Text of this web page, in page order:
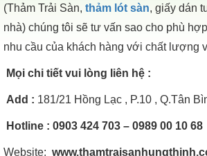
(Thảm Trải Sàn, thảm lót sàn, giấy dán
nhà) chúng tôi sẽ tư vấn sao cho phù
nhu cầu của khách hàng với chất lượng
Mọi chi tiết vui lòng liên hệ :
Add : 181/21 Hồng Lạc , P.10 , Q.Tân
Hotline : 0903 424 703 – 0989 00 10
Website: